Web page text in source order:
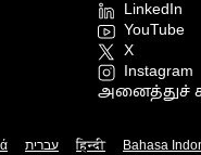
LinkedIn
YouTube
X
Instagram
அனைத்துச்
עברית हिन्दी Bahasa